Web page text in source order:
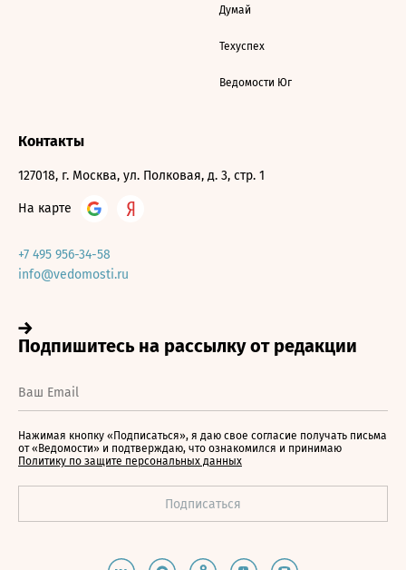
Думай
Техуспех
Ведомости Юг
Контакты
127018, г. Москва, ул. Полковая, д. 3, стр. 1
На карте
+7 495 956-34-58
info@vedomosti.ru
Нажимая кнопку «Подписаться», я даю свое согласие получать письма
от «Ведомости» и подтверждаю, что ознакомился и принимаю
Политику по защите персональных данных